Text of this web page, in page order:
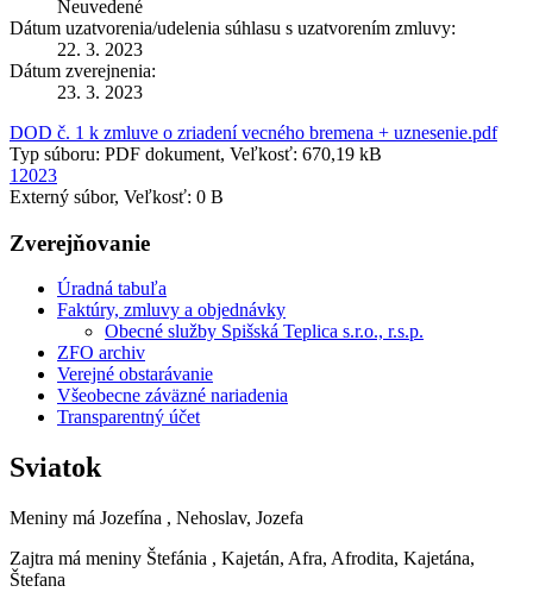
Neuvedené
Dátum uzatvorenia/udelenia súhlasu s uzatvorením zmluvy:
22. 3. 2023
Dátum zverejnenia:
23. 3. 2023
DOD č. 1 k zmluve o zriadení vecného bremena + uznesenie.pdf
Typ súboru: PDF dokument, Veľkosť: 670,19 kB
12023
Externý súbor, Veľkosť: 0 B
Zverejňovanie
Úradná tabuľa
Faktúry, zmluvy a objednávky
Obecné služby Spišská Teplica s.r.o., r.s.p.
ZFO archiv
Verejné obstarávanie
Všeobecne záväzné nariadenia
Transparentný účet
Sviatok
Meniny má Jozefína , Nehoslav, Jozefa
Zajtra má meniny Štefánia , Kajetán, Afra, Afrodita, Kajetána,
Štefana